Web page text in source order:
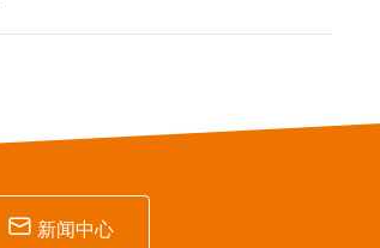
 新闻中心